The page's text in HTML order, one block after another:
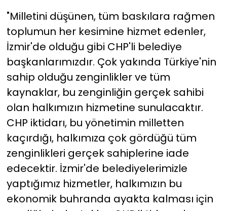
"Milletini düşünen, tüm baskılara rağmen
toplumun her kesimine hizmet edenler,
İzmir'de olduğu gibi CHP'li belediye
başkanlarımızdır. Çok yakında Türkiye'nin
sahip olduğu zenginlikler ve tüm
kaynaklar, bu zenginliğin gerçek sahibi
olan halkımızın hizmetine sunulacaktır.
CHP iktidarı, bu yönetimin milletten
kaçırdığı, halkımıza çok gördüğü tüm
zenginlikleri gerçek sahiplerine iade
edecektir. İzmir'de belediyelerimizle
yaptığımız hizmetler, halkımızın bu
ekonomik buhranda ayakta kalması için